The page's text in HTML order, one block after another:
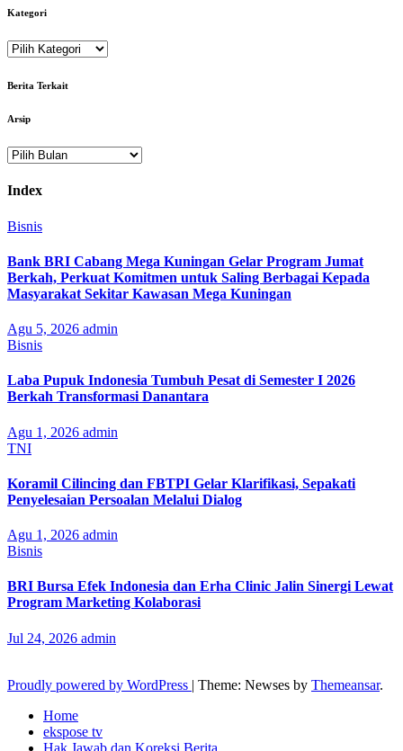
Kategori
Kategori
Berita Terkait
Arsip
Arsip
Index
Bisnis
Bank BRI Cabang Mega Kuningan Gelar Program Jumat
Berkah, Perkuat Komitmen untuk Saling Berbagai Kepada
Masyarakat Sekitar Kawasan Mega Kuningan
Agu 5, 2026 admin
Bisnis
Laba Pupuk Indonesia Tumbuh Pesat di Semester I 2026
Berkah Transformasi Danantara
Agu 1, 2026 admin
TNI
Koramil Cilincing dan FBTPI Gelar Klarifikasi, Sepakati
Penyelesaian Persoalan Melalui Dialog
Agu 1, 2026 admin
Bisnis
BRI Bursa Efek Indonesia dan Erha Clinic Jalin Sinergi Lewat
Program Marketing Kolaborasi
Jul 24, 2026 admin
Proudly powered by WordPress | Theme: Newses by Themeansar.
Home
ekspose tv
Hak Jawab dan Koreksi Berita